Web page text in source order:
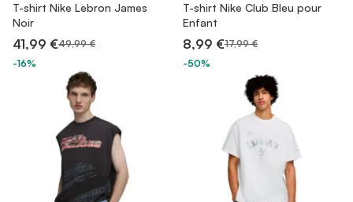
T-shirt Nike Lebron James
Noir
41,99 €49,99 €
-16%
T-shirt Nike Club Bleu pour
Enfant
8,99 €17,99 €
-50%